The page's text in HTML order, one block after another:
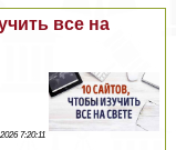
все на
7:20:11